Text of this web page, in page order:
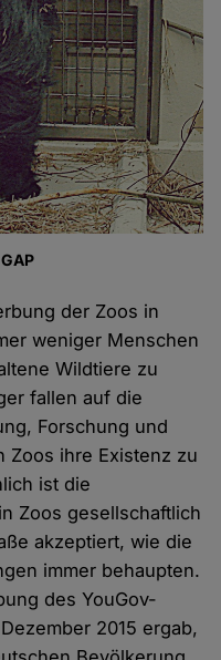
der Zoos in
weniger Menschen
Wildtiere zu
fallen auf die
Forschung und
Zoos ihre Existenz zu
ist die
Zoos gesellschaftlich
akzeptiert, wie die
immer behaupten.
des YouGov-
2015 ergab,